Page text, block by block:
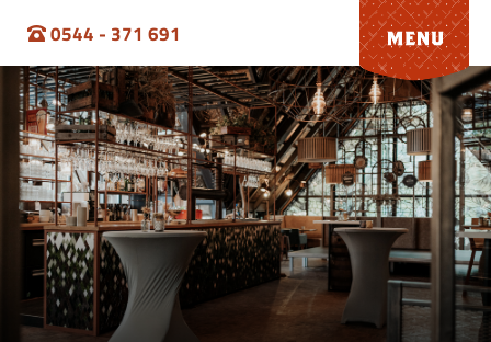
0544 - 371 691